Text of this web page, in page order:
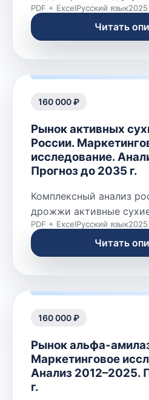
PDF + ExcelРусский язык2025
Читать
160 000 ₽
Рынок активных
России.
исследование.
Прогноз до 2035 г.
Комплексный анализ
дрожжи активные
PDF + ExcelРусский язык2025
Читать
160 000 ₽
Рынок альфа-
Маркетинговое
Анализ 2012–2025.
г.